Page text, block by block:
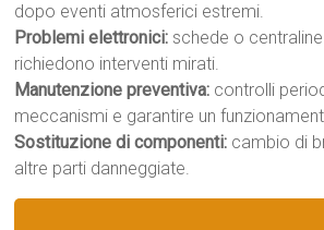
dopo eventi atmosferici estremi.
Problemi elettronici: schede o
richiedono interventi mirati.
Manutenzione preventiva: controlli
meccanismi e garantire un
Sostituzione di componenti: cambio di
altre parti danneggiate.